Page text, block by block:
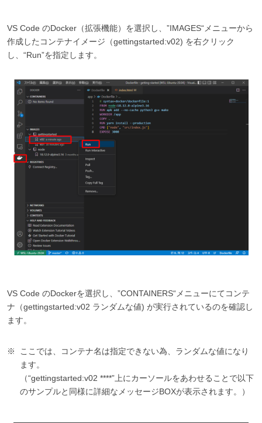
VS Code のDocker（拡張機能）を選択し、”IMAGES“メニューから
作成したコンテナイメージ（gettingstarted:v02) を右クリック
し、“Run”を指定します。
VS Code のDockerを選択し、”CONTAINERS“メニューにてコンテ
ナ（gettingstarted:v02 ランダムな値) が実行されているのを確認し
ます。
ここでは、コンテナ名は指定できない為、ランダムな値になり
ます。
（“gettingstarted:v02 ****”上にカーソールをあわせることで以下
のサンプルと同様に詳細なメッセージBOXが表示されます。）